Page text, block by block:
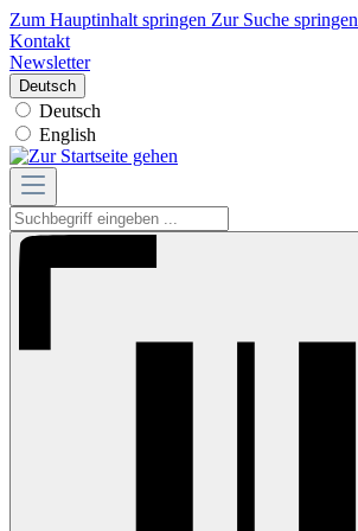
Zum Hauptinhalt springen Zur Suche springen
Kontakt
Newsletter
Deutsch
Deutsch
English